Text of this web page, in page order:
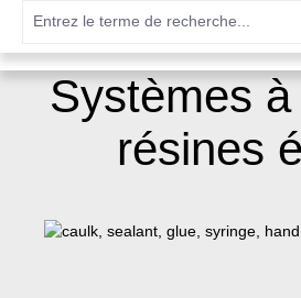
Systèmes
résines